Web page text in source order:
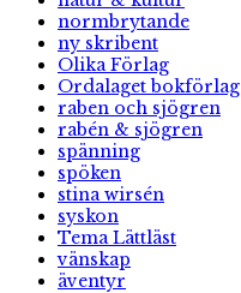
normbrytande
ny skribent
Olika Förlag
Ordalaget bokförlag
raben och sjögren
rabén & sjögren
spänning
spöken
stina wirsén
syskon
Tema Lättläst
vänskap
äventyr